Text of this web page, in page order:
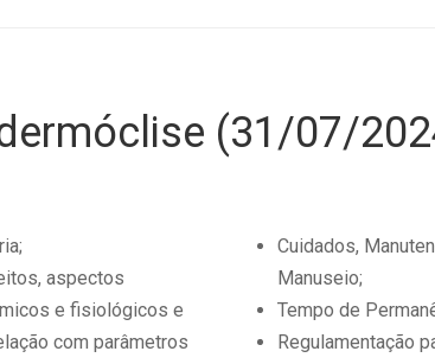
(31/07/
aspectos
e fisiológicos e
com parâmetros
Cuidados,
Manuseio;
Tempo de
Regulamentação